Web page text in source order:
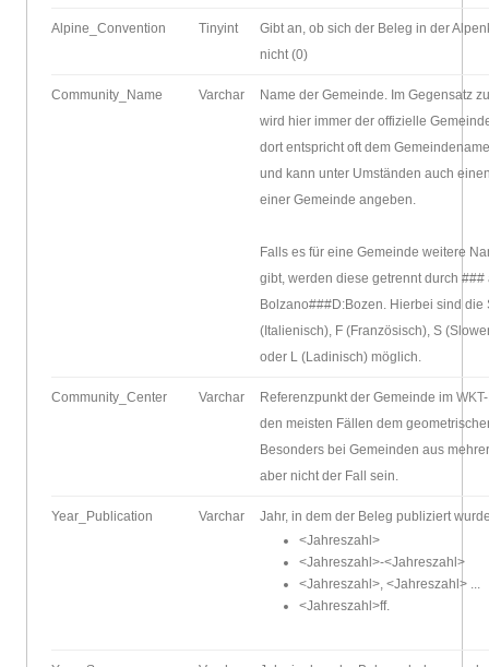
Alpine_Convention Tinyint
Gibt an, ob sich der Beleg in der
nicht (0)
Community_Name Varchar
Name der Gemeinde. Im Gegensatz
wird hier immer der offizielle
dort entspricht oft dem
und kann unter Umständen auch
einer Gemeinde angeben.
Falls es für eine Gemeinde weitere
gibt, werden diese getrennt durch ###
Bolzano###D:Bozen. Hierbei sind die
(Italienisch), F (Französisch), S
oder L (Ladinisch) möglich.
Community_Center Varchar Referenzpunkt der Gemeinde imWKT
den meisten Fällen dem
Besonders bei Gemeinden aus
aber nicht der Fall sein.
Year_Publication Varchar
Jahr, in dem der Beleg publiziert
<Jahreszahl>
<Jahreszahl>-<Jahreszahl>
<Jahreszahl>, <Jahreszahl> ...
<Jahreszahl>ff.